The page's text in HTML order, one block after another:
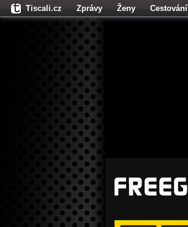
Tiscali.cz Zprávy Ženy Cestování
Fights.cz